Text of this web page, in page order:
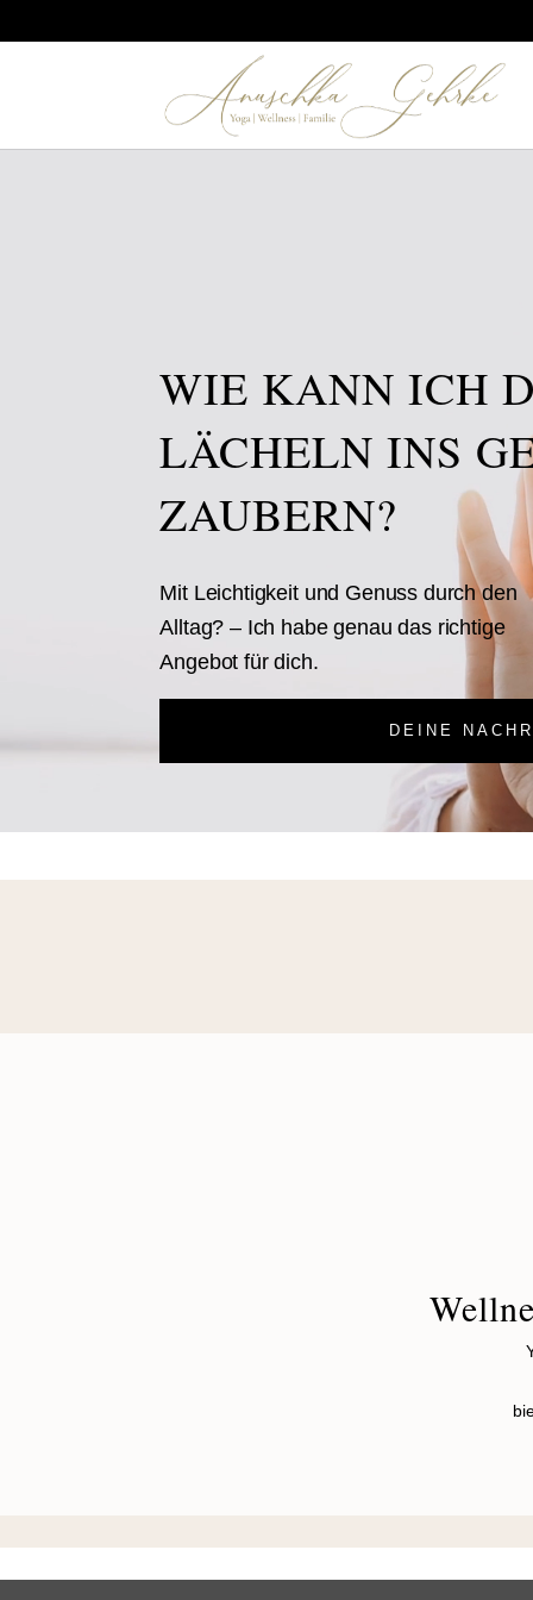
WIE KANN ICH
LÄCHELN INS
ZAUBERN?
Mit Leichtigkeit und Genuss durch den
Alltag? – Ich habe genau das richtige
Angebot für dich.
DEINE